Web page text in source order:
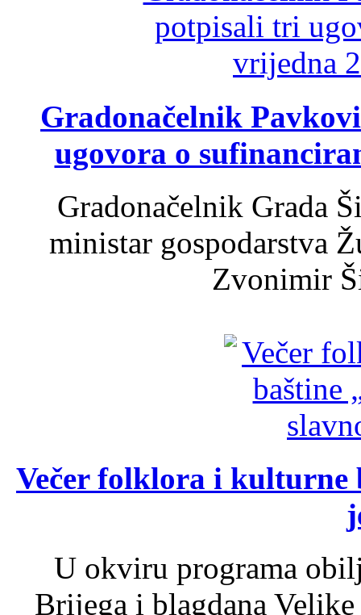
Gradonačelnik
ugovora o
Gradonačelnik Grada
ministar gospodarstva
Zvonimir
Večer folklora i kulturne
U okviru programa
Brijega i blagdana